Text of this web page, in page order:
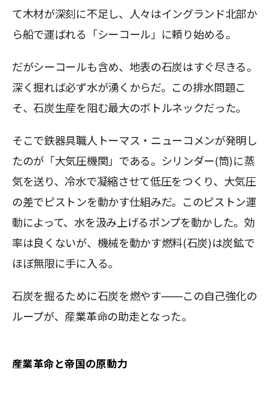
て木材が深刻に不足し、人々はイングランド北部か
ら船で運ばれる「シーコール」に頼り始める。
だがシーコールも含め、地表の石炭はすぐ尽きる。
深く掘れば必ず水が湧くからだ。この排水問題こ
そ、石炭生産を阻む最大のボトルネックだった。
そこで鉄器具職人トーマス・ニューコメンが発明し
たのが「大気圧機関」である。シリンダー(筒)に蒸
気を送り、冷水で凝縮させて低圧をつくり、大気圧
の差でピストンを動かす仕組みだ。このピストン運
動によって、水を汲み上げるポンプを動かした。効
率は良くないが、機械を動かす燃料(石炭)は炭鉱で
ほぼ無限に手に入る。
石炭を掘るために石炭を燃やす――この自己強化の
ループが、産業革命の助走となった。
産業革命と帝国の原動力